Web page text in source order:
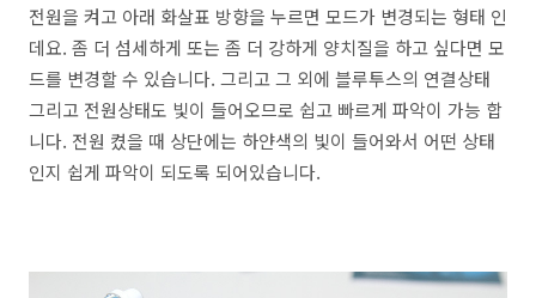
전원을 켜고 아래 화살표 방향을 누르면 모드가 변경되는 형태 인
데요. 좀 더 섬세하게 또는 좀 더 강하게 양치질을 하고 싶다면 모
드를 변경할 수 있습니다. 그리고 그 외에 블루투스의 연결상태
그리고 전원상태도 빛이 들어오므로 쉽고 빠르게 파악이 가능 합
니다. 전원 켰을 때 상단에는 하얀색의 빛이 들어와서 어떤 상태
인지 쉽게 파악이 되도록 되어있습니다.